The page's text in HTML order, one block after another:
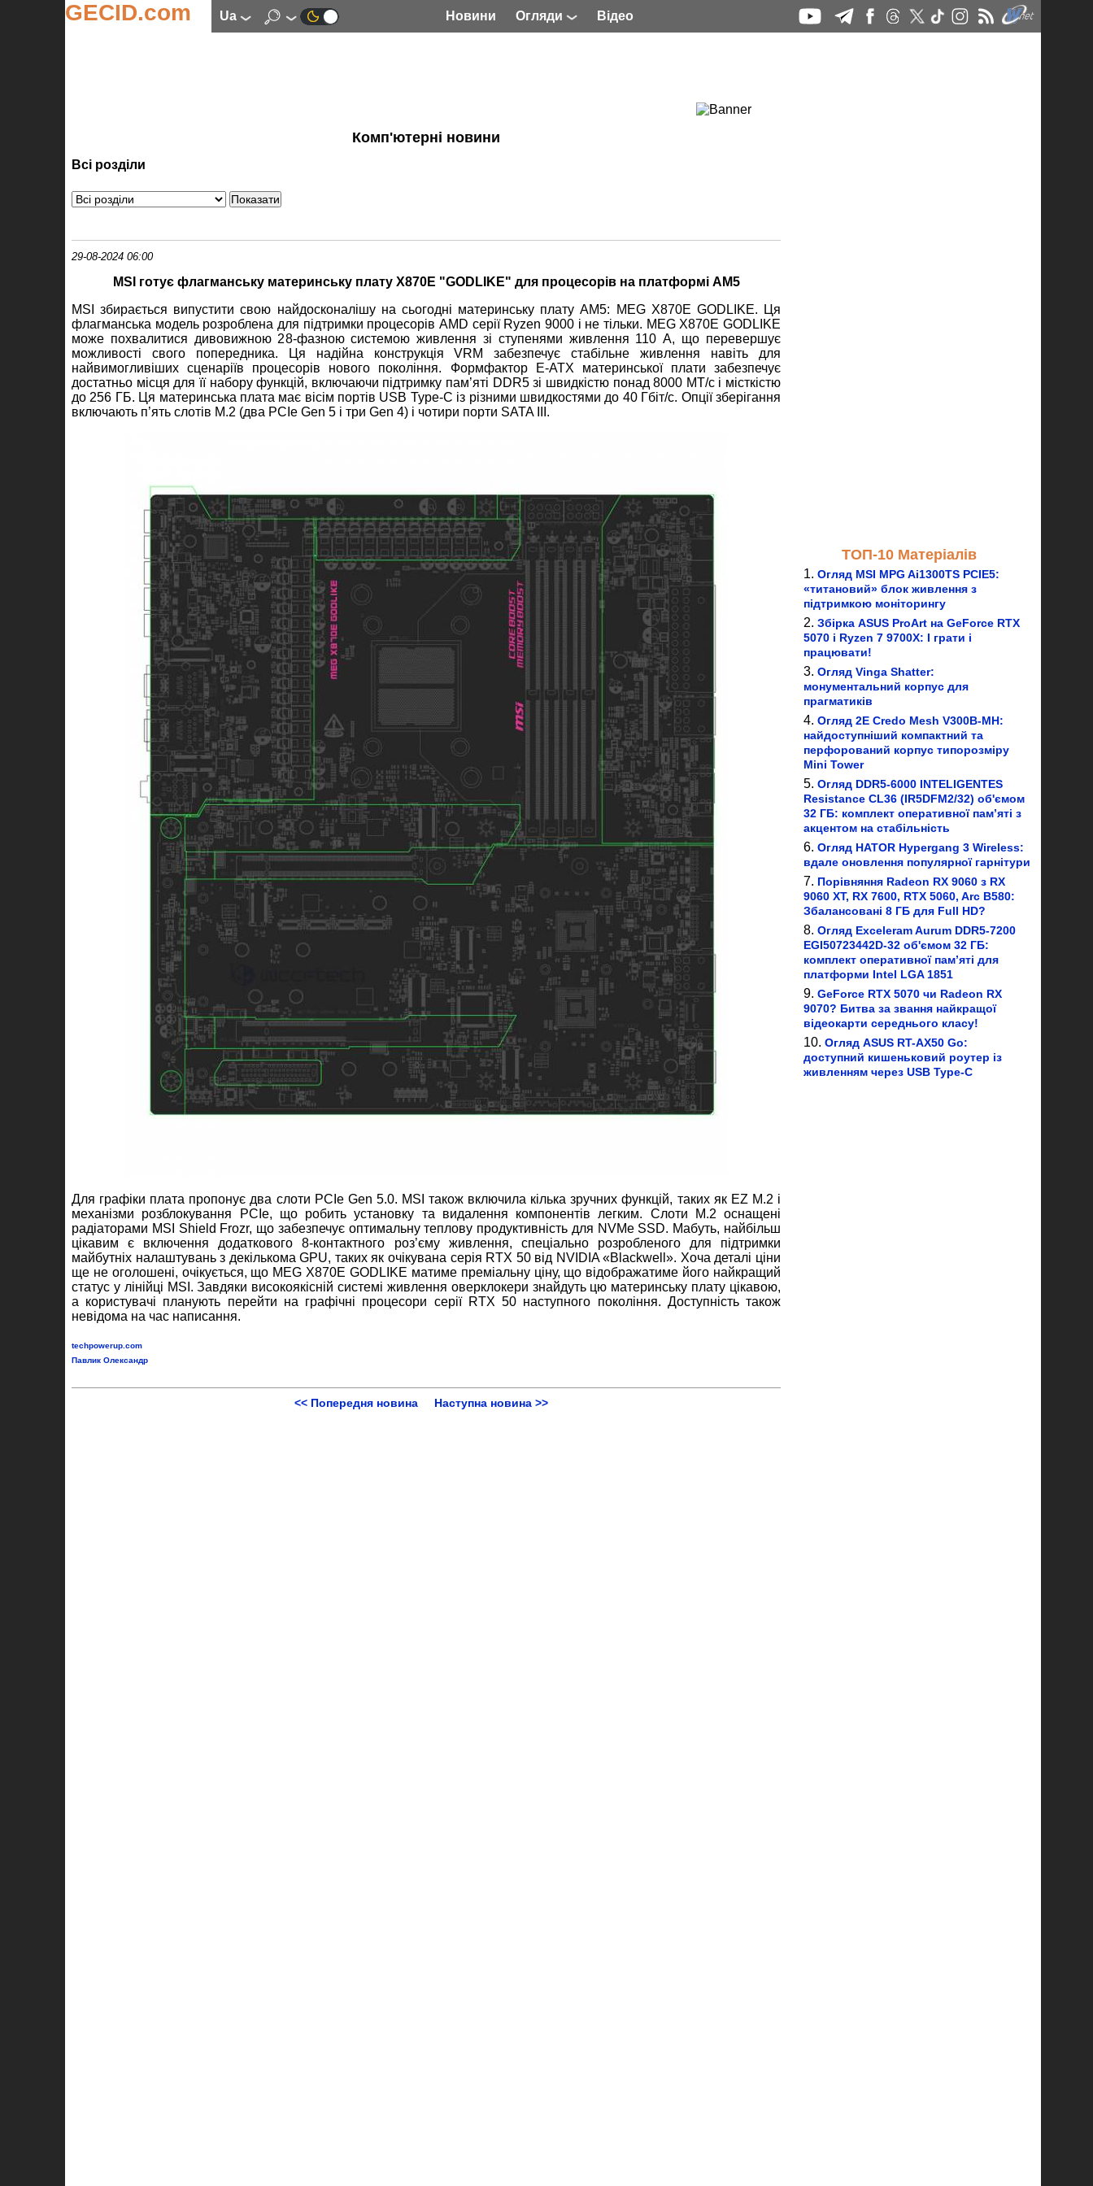
GECID.com ua Новини Огляди Відео
Комп'ютерні новини
Всі розділи
29-08-2024 06:00
MSI готує флагманську материнську плату X870E "GODLIKE" для процесорів на платформі AM5
MSI збирається випустити свою найдосконалішу на сьогодні материнську плату AM5: MEG X870E GODLIKE. Ця
флагманська модель розроблена для підтримки процесорів AMD серії Ryzen 9000 і не тільки. MEG X870E GODLIKE
може похвалитися дивовижною 28-фазною системою живлення зі ступенями живлення 110 А, що перевершує
можливості свого попередника. Ця надійна конструкція VRM забезпечує стабільне живлення навіть для
найвимогливіших сценаріїв процесорів нового покоління. Формфактор E-ATX материнської плати забезпечує
достатньо місця для її набору функцій, включаючи підтримку пам’яті DDR5 зі швидкістю понад 8000 МТ/с і місткістю
до 256 ГБ. Ця материнська плата має вісім портів USB Type-C із різними швидкостями до 40 Гбіт/с. Опції зберігання
включають п’ять слотів M.2 (два PCIe Gen 5 і три Gen 4) і чотири порти SATA III.
Для графіки плата пропонує два слоти PCIe Gen 5.0. MSI також включила кілька зручних функцій, таких як EZ M.2 і
механізми розблокування PCIe, що робить установку та видалення компонентів легким. Слоти M.2 оснащені
радіаторами MSI Shield Frozr, що забезпечує оптимальну теплову продуктивність для NVMe SSD. Мабуть, найбільш
цікавим є включення додаткового 8-контактного роз’єму живлення, спеціально розробленого для підтримки
майбутніх налаштувань з декількома GPU, таких як очікувана серія RTX 50 від NVIDIA «Blackwell». Хоча деталі ціни
ще не оголошені, очікується, що MEG X870E GODLIKE матиме преміальну ціну, що відображатиме його найкращий
статус у лінійці MSI. Завдяки високоякісній системі живлення оверклокери знайдуть цю материнську плату цікавою,
а користувачі планують перейти на графічні процесори серії RTX 50 наступного покоління. Доступність також
невідома на час написання.
techpowerup.com
Павлик Олександр
<< Попередня новина Наступна новина >>
ТОП-10 Матеріалів
Огляд MSI MPG Ai1300TS PCIE5:
«титановий» блок живлення з
підтримкою моніторингу
Збірка ASUS ProArt на GeForce RTX
5070 і Ryzen 7 9700X: І грати і
працювати!
Огляд Vinga Shatter:
монументальний корпус для
прагматиків
Огляд 2E Credo Mesh V300B-MH:
найдоступніший компактний та
перфорований корпус типорозміру
Mini Tower
Огляд DDR5-6000 INTELIGENTES
Resistance CL36 (IR5DFM2/32) об'ємом
32 ГБ: комплект оперативної пам’яті з
акцентом на стабільність
Огляд HATOR Hypergang 3 Wireless:
вдале оновлення популярної гарнітури
Порівняння Radeon RX 9060 з RX
9060 XT, RX 7600, RTX 5060, Arc B580:
Збалансовані 8 ГБ для Full HD?
Огляд Exceleram Aurum DDR5-7200
EGI50723442D-32 об'ємом 32 ГБ:
комплект оперативної пам’яті для
платформи Intel LGA 1851
GeForce RTX 5070 чи Radeon RX
9070? Битва за звання найкращої
відеокарти середнього класу!
Огляд ASUS RT-AX50 Go:
доступний кишеньковий роутер із
живленням через USB Type-C